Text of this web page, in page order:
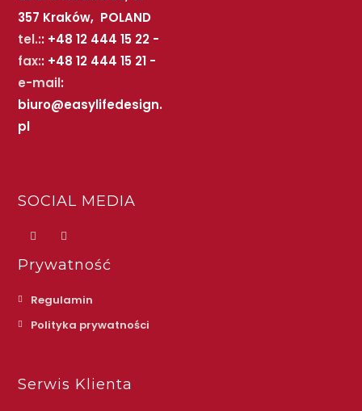
357 Kraków, POLAND
tel.:: +48 12 444 15 22 -
fax:: +48 12 444 15 21 -
e-mail:
biuro@easylifedesign.
pl
SOCIAL MEDIA
Prywatność
Regulamin
Polityka prywatności
Serwis Klienta